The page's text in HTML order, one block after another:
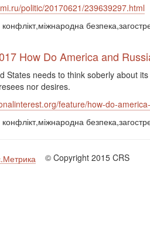
politic/20170621/239639297.html
How Do America and
States needs to think soberly about
nor desires.
feature/how-do-
© Copyright 2015 CRS